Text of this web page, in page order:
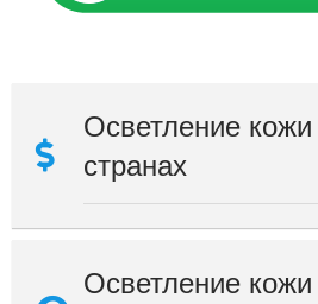
Осветление кожи
странах
Осветление кожи